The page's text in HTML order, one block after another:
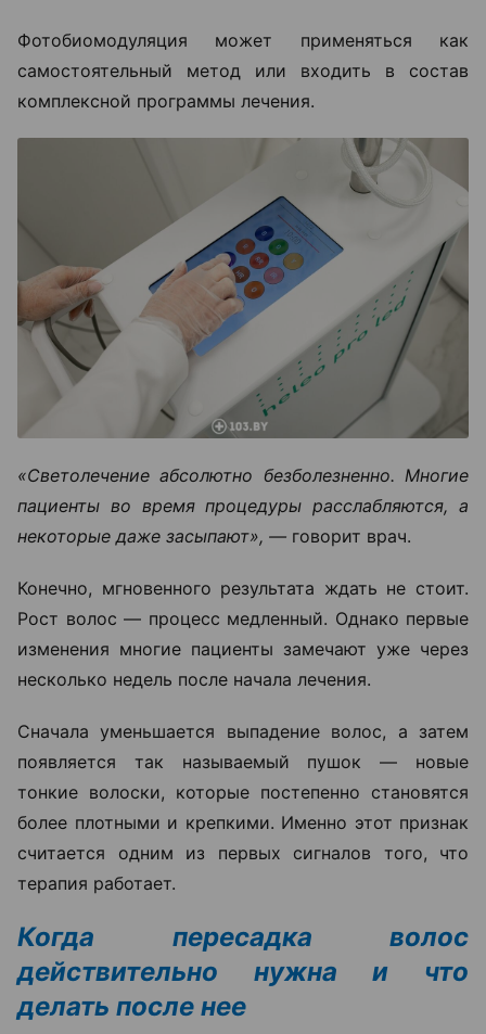
Фотобиомодуляция может применяться как
самостоятельный метод или входить в состав
комплексной программы лечения.
«Светолечение абсолютно безболезненно. Многие
пациенты во время процедуры расслабляются, а
некоторые даже засыпают», — говорит врач.
Конечно, мгновенного результата ждать не стоит.
Рост волос — процесс медленный. Однако первые
изменения многие пациенты замечают уже через
несколько недель после начала лечения.
Сначала уменьшается выпадение волос, а затем
появляется так называемый пушок — новые
тонкие волоски, которые постепенно становятся
более плотными и крепкими. Именно этот признак
считается одним из первых сигналов того, что
терапия работает.
Когда пересадка волос
действительно нужна и что
делать после нее